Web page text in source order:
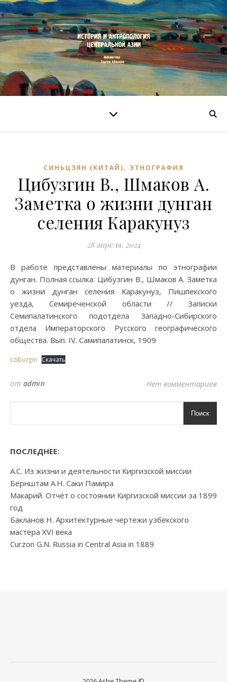
СИНЬЦЗЯН (КИТАЙ), ЭТНОГРАФИЯ
Цибузгин В., Шмаков А.
Заметка о жизни дунган
селения Каракунуз
28 апреля, 2024
В работе представлены материалы по этнографии
дунган. Полная ссылка: Цибузгин В., Шмаков А. Заметка
о жизни дунган селения Каракунуз, Пишпекского
уезда, Семиреченской области // Записки
Семипалатинского подотдела Западно-Сибирского
отдела Императорского Русского географического
общества. Вып. IV. Самипалатинск, 1909
czibuzgin Скачать
от admin Нет комментариев
Поиск
ПОСЛЕДНЕЕ:
А.С. Из жизни и деятельности Киргизской миссии
Бернштам А.Н. Саки Памира
Макарий. Отчёт о состоянии Киргизской миссии за 1899
год
Бакланов Н. Архитектурные чертежи узбекского
мастера XVI века
Curzon G.N. Russia in Central Asia in 1889